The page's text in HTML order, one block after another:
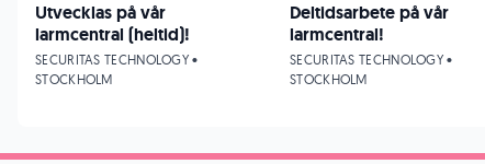
Utvecklas på vår
larmcentral (heltid)!
SECURITAS TECHNOLOGY •
STOCKHOLM
Deltidsarbete på vår
larmcentral!
SECURITAS TECHNOLOGY •
STOCKHOLM